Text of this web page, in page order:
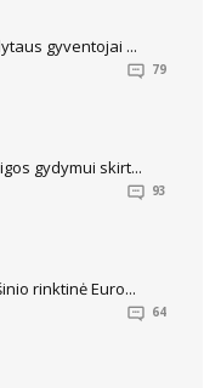
gyventojai ...
79
gydymui skirt...
93
rinktinė Euro...
64